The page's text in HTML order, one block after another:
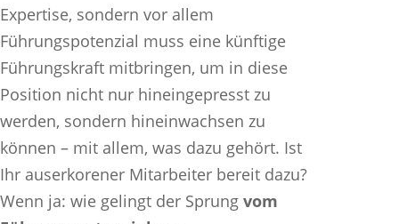
Expertise, sondern vor allem
Führungspotenzial muss eine künftige
Führungskraft mitbringen, um in diese
Position nicht nur hineingepresst zu
werden, sondern hineinwachsen zu
können – mit allem, was dazu gehört. Ist
Ihr auserkorener Mitarbeiter bereit dazu?
Wenn ja: wie gelingt der Sprung vom